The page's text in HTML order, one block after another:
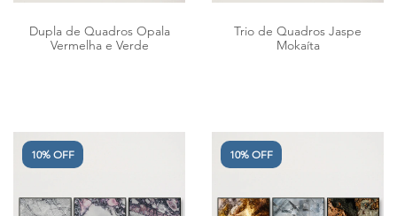
Dupla de Quadros Opala
Vermelha e Verde
Trio de Quadros Jaspe
Mokaíta
10% OFF 10% OFF